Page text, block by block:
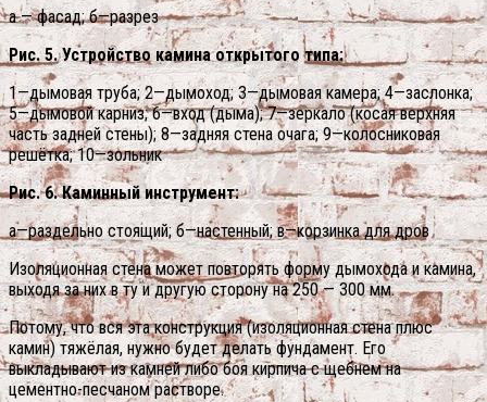
a — фасад; б—разрез
Рис. 5. Устройство камина открытого типа:
1—дымовая труба; 2—дымоход; 3—дымовая камера; 4—заслонка;
5—дымовой карниз; 6—вход (дыма); 7—зеркало (косая верхняя
часть задней стены); 8—задняя стена очага; 9—колосниковая
решётка; 10—зольник
Рис. 6. Каминный инструмент:
а—раздельно стоящий; б—настенный; в—корзинка для дров
Изоляционная стена может повторять форму дымохода и камина,
выходя за них в ту и другую сторону на 250 — 300 мм.
Потому, что вся эта конструкция (изоляционная стена плюс
камин) тяжёлая, нужно будет делать фундамент. Его
выкладывают из камней либо боя кирпича с щебнем на
цементно-песчаном растворе.